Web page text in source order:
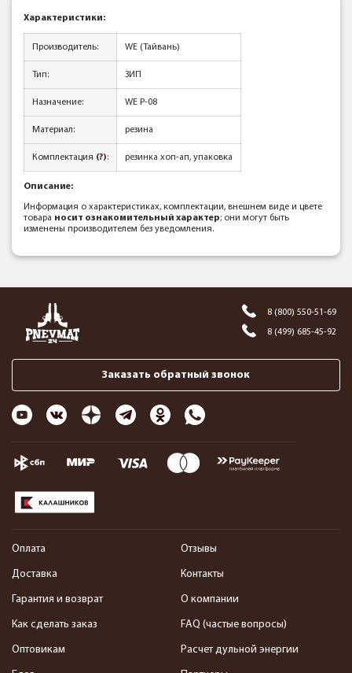
Характеристики:
Производитель: WE (Тайвань)
Тип: ЗИП
Назначение: WE P-08
Материал: резина
Комплектация (?): резинка хоп-ап, упаковка
Описание:
Информация о характеристиках, комплектации, внешнем виде и цвете
товара носит ознакомительный характер; они могут быть
изменены производителем без уведомления.
8 (800) 550-51-69
8 (499) 685-45-92
Заказать обратный звонок
Оплата
Доставка
Гарантия и возврат
Как сделать заказ
Оптовикам
Отзывы
Контакты
О компании
FAQ (частые вопросы)
Расчет дульной энергии